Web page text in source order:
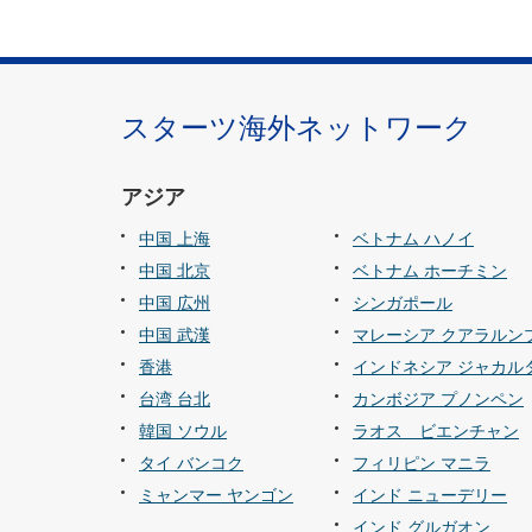
スターツ海外ネットワーク
アジア
中国 上海
中国 北京
中国 広州
中国 武漢
香港
台湾 台北
韓国 ソウル
タイ バンコク
ミャンマー ヤンゴン
ベトナム ハノイ
ベトナム ホーチミン
シンガポール
マレーシア クアラルン
インドネシア ジャカル
カンボジア プノンペン
ラオス ビエンチャン
フィリピン マニラ
インド ニューデリー
インド グルガオン